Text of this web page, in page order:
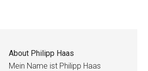
About Philipp Haas
Mein Name ist Philipp Haas